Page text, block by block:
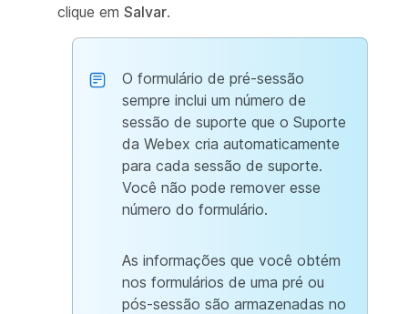
clique em Salvar.
O formulário de pré-sessão
sempre inclui um número de
sessão de suporte que o Suporte
da Webex cria automaticamente
para cada sessão de suporte.
Você não pode remover esse
número do formulário.
As informações que você obtém
nos formulários de uma pré ou
pós-sessão são armazenadas no